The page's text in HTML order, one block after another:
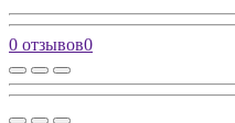
0 отзывов0